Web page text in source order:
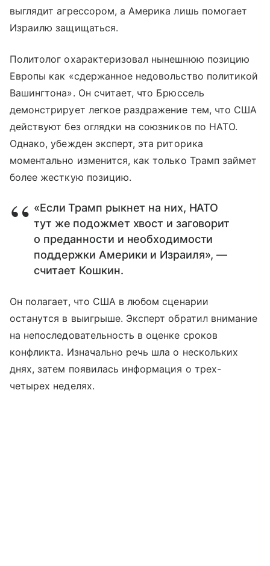
выглядит агрессором, а Америка лишь помогает
Израилю защищаться.
Политолог охарактеризовал нынешнюю позицию
Европы как «сдержанное недовольство политикой
Вашингтона». Он считает, что Брюссель
демонстрирует легкое раздражение тем, что США
действуют без оглядки на союзников по НАТО.
Однако, убежден эксперт, эта риторика
моментально изменится, как только Трамп займет
более жесткую позицию.
«Если Трамп рыкнет на них, НАТО
тут же подожмет хвост и заговорит
о преданности и необходимости
поддержки Америки и Израиля», —
считает Кошкин.
Он полагает, что США в любом сценарии
останутся в выигрыше. Эксперт обратил внимание
на непоследовательность в оценке сроков
конфликта. Изначально речь шла о нескольких
днях, затем появилась информация о трех-
четырех неделях.